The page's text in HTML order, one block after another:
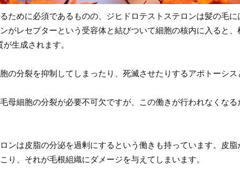
ために必須であるものの、ジヒドロテストステロンは髪の毛
がレセプターという受容体と結びついて細胞の核内に入ると
生成されます。
の分裂を抑制してしまったり、死滅させたりするアポトーシス
母細胞の分裂が必要不可欠ですが、この働きが行われなくな
ンは皮脂の分泌を過剰にするという働きも持っています。皮
り、それが毛根組織にダメージを与えてしまいます。